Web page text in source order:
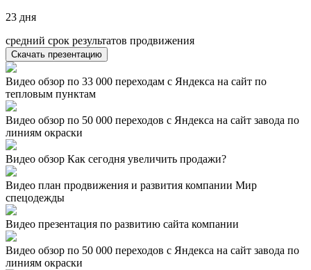
23 дня
средний срок результатов продвижения
Скачать презентацию
Видео обзор по 33 000 переходам с Яндекса на сайт по
тепловым пунктам
Видео обзор по 50 000 переходов с Яндекса на сайт завода по
линиям окраски
Видео обзор Как сегодня увеличить продажи?
Видео план продвижения и развития компании Мир
спецодежды
Видео презентация по развитию сайта компании
Видео обзор по 50 000 переходов с Яндекса на сайт завода по
линиям окраски